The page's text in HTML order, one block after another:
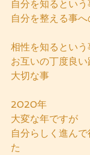
自分を知るという
自分を整える事へ
相性を知るという
お互いの丁度良
大切な事
2020年
大変な年ですが
自分らしく進ん
た